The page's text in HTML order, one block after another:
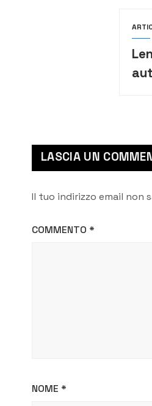
LASCIA UN
Il tuo indirizzo email non
COMMENTO *
NOME *